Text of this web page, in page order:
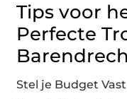
Tips voor
Perfecte
Stel je Budget Vast